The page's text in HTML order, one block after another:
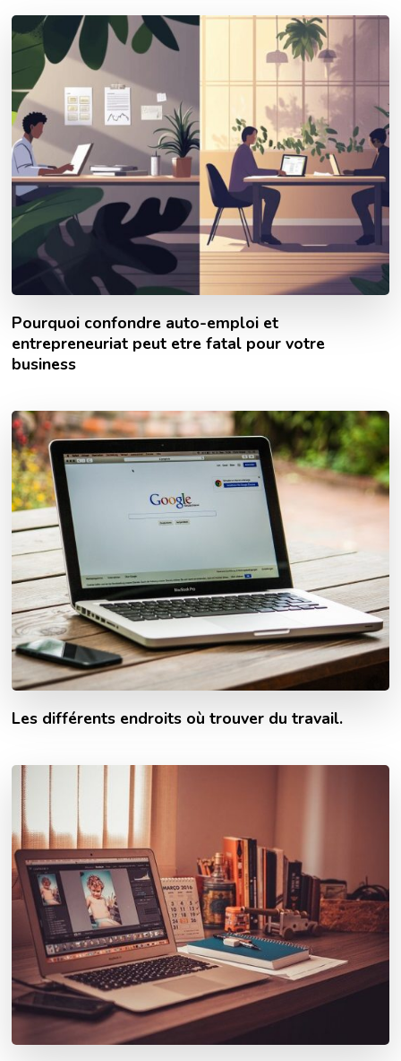
Pourquoi confondre auto-emploi et
entrepreneuriat peut etre fatal pour votre
business
Les différents endroits où trouver du travail.